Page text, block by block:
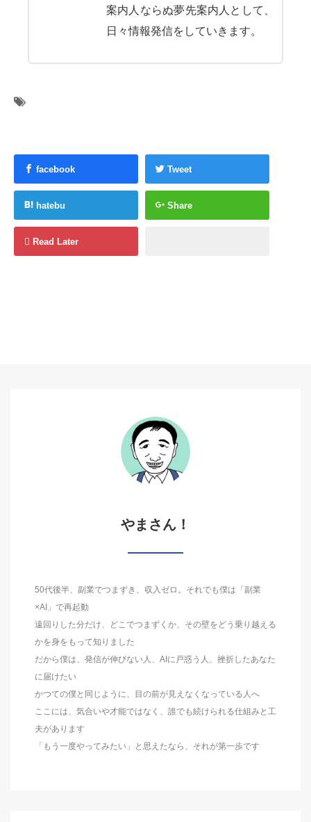
案内人ならぬ夢先案内人として、
日々情報発信をしていきます。
facebook Tweet
hatebu Share
Read Later
やまさん！
50代後半、副業でつまずき、収入ゼロ。それでも僕は「副業
×AI」で再起動
遠回りした分だけ、どこでつまずくか、その壁をどう乗り越える
かを身をもって知りました
だから僕は、発信が伸びない人、AIに戸惑う人、挫折したあなた
に届けたい
かつての僕と同じように、目の前が見えなくなっている人へ
ここには、気合いや才能ではなく、誰でも続けられる仕組みと工
夫があります
「もう一度やってみたい」と思えたなら、それが第一歩です